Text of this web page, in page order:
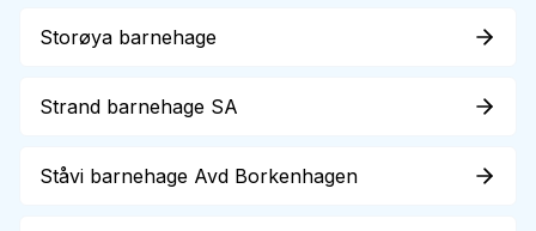
Storøya barnehage
Strand barnehage SA
Ståvi barnehage Avd Borkenhagen